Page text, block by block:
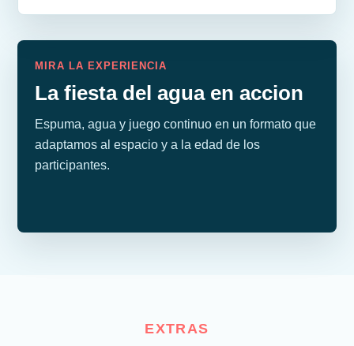
MIRA LA EXPERIENCIA
La fiesta del agua en accion
Espuma, agua y juego continuo en un formato que
adaptamos al espacio y a la edad de los
participantes.
EXTRAS